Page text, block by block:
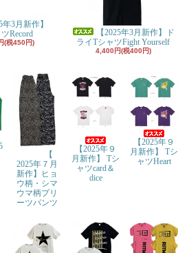
年3月新作】
Record
(税450円)
【2025年3月新作】ド
ライTシャツFight Yourself
4,400円(税400円)
【
2025年７月
新作】ヒョ
ウ柄・シマ
ウマ柄プリ
ーツパンツ
【2025年９
月新作】 Tシ
ャツcard＆
dice
【2025年９
月新作】 Tシ
ャツHeart